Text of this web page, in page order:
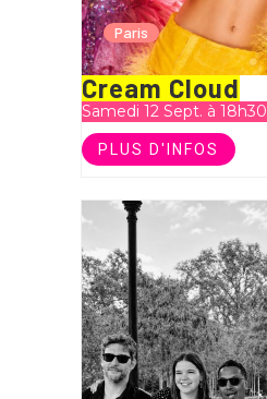
Paris
Cream Cloud
Samedi 12 Sept. à 18h30
PLUS D'INFOS